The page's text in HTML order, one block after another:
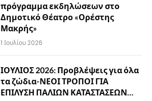
πρόγραμμα εκδηλώσεων στο
Δημοτικό Θέατρο «Ορέστης
Μακρής»
1 Ιουλίου 2026
ΙΟΥΛΙΟΣ 2026: Προβλέψεις για όλα
τα ζώδια-ΝΕΟΙ ΤΡΟΠΟΙ ΓΙΑ
ΕΠΙΛΥΣΗ ΠΑΛΙΩΝ ΚΑΤΑΣΤΑΣΕΩΝ…